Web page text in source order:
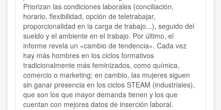
Priorizan las condiciones laborales (conciliación,
horario, flexibilidad, opción de teletrabajar,
proporcionalidad en la carga de trabajo...), seguido del
sueldo y el ambiente en el trabajo. Por último, el
informe revela un «cambio de tendencia». Cada vez
hay más hombres en los ciclos formativos
tradicionalmente más feminizados, como química,
comercio o marketing; en cambio, las mujeres siguen
sin ganar presencia en los ciclos STEAM (industriales),
que son los que mayor demanda tienen y los que
cuentan con mejores datos de inserción laboral.